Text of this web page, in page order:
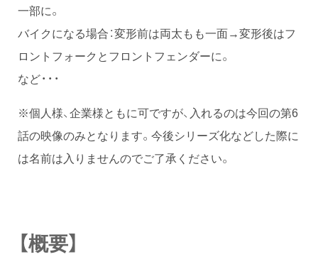
一部に。
バイクになる場合：変形前は両太もも一面→変形後はフ
ロントフォークとフロントフェンダーに。
など・・・
※個人様、企業様ともに可ですが、入れるのは今回の第6
話の映像のみとなります。今後シリーズ化などした際に
は名前は入りませんのでご了承ください。
【概要】